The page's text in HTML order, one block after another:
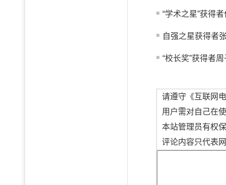
“学术之星”获得
自强之星获得者
“校长奖”获得者
请遵守《互联网
用户需对自己在
本站管理员有权
评论内容只代表